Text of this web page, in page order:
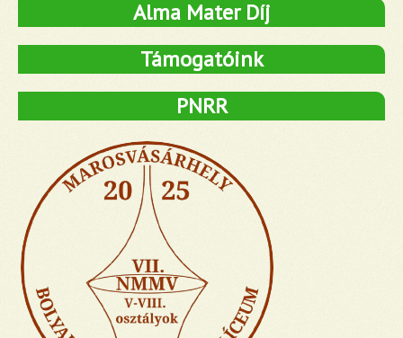
Alma Mater Díj
Támogatóink
PNRR